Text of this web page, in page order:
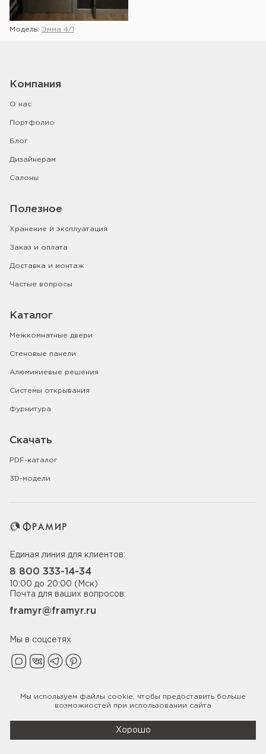
Модель: Эмма 4/1
Компания
О нас
Портфолио
Блог
Дизайнерам
Салоны
Полезное
Хранение и эксплуатация
Заказ и оплата
Доставка и монтаж
Частые вопросы
Каталог
Межкомнатные двери
Стеновые панели
Алюминиевые решения
Системы открывания
Фурнитура
Скачать
PDF-каталог
3D-модели
Единая линия для клиентов:
8 800 333-14-34
10:00 до 20:00 (Мск)
Почта для ваших вопросов:
framyr@framyr.ru
Мы в соцсетях
Политика конфиденциальности
Мы используем файлы cookie , чтобы предоставить больше
возможностей при использовании сайта
Хорошо